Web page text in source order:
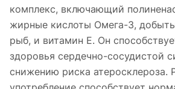
комплекс, включающий
жирные кислоты Омега-3,
рыб, и витамин Е. Он
здоровья сердечно-сосудистой
снижению риска атеросклероза.